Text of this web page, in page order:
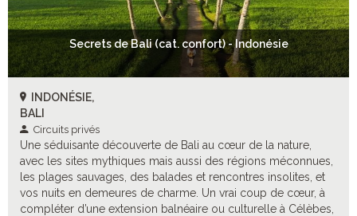
Secrets de Bali (cat. confort) - Indonésie
INDONÉSIE,
BALI
Circuits privés
Une séduisante découverte de Bali au cœur de la nature,
avec les sites mythiques mais aussi des régions méconnues,
les plages sauvages, des balades et rencontres insolites, et
vos nuits en demeures de charme. Un vrai coup de cœur, à
compléter d’une extension balnéaire ou culturelle à Célèbes,